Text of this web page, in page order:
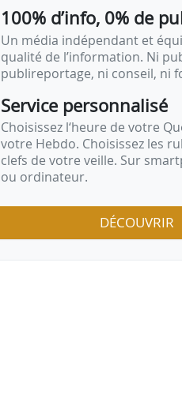
100% d’info, 0% de
Un média indépendant et
qualité de l’information. Ni
publireportage, ni conseil, ni
Service personnalisé
Choisissez l‘heure de votre
votre Hebdo. Choisissez les
clefs de votre veille. Sur
ou ordinateur.
DÉCOUVRIR